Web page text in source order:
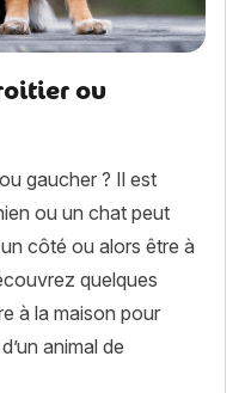
ou
gaucher ? Il est
ou un chat peut
côté ou alors être à
quelques
à la maison pour
animal de